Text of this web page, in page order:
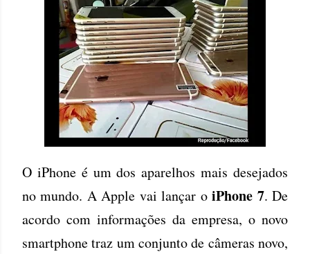
O iPhone é um dos aparelhos mais desejados
no mundo. A Apple vai lançar oiPhone 7. De
acordo com informações da empresa, o novo
smartphone traz um conjunto de câmeras novo,